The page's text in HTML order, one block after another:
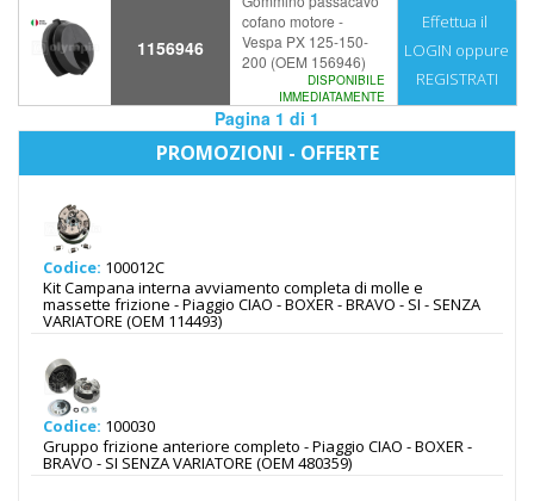
1156946
cofano motore -
Vespa PX 125-150-
200 (OEM 156946)
DISPONIBILE
IMMEDIATAMENTE
Effettua il
LOGIN oppure
REGISTRATI
Pagina 1 di 1
PROMOZIONI - OFFERTE
Codice: 100012C
Kit Campana interna avviamento completa di molle e
massette frizione - Piaggio CIAO - BOXER - BRAVO - SI - SENZA
VARIATORE (OEM 114493)
Codice: 100030
Gruppo frizione anteriore completo - Piaggio CIAO - BOXER -
BRAVO - SI SENZA VARIATORE (OEM 480359)